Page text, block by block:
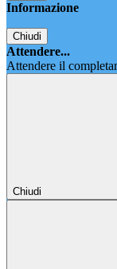
Informazione
Chiudi
Attendere...
Attendere il
Chiudi